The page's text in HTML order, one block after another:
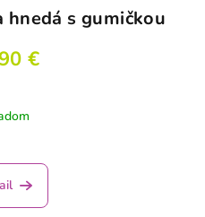
hnedá s gumičkou
€